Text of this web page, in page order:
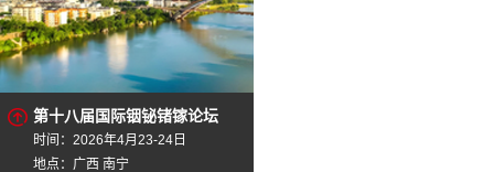
第十八届国际铟铋锗镓论坛
时间：2026年4月23-24日
地点：广西 南宁